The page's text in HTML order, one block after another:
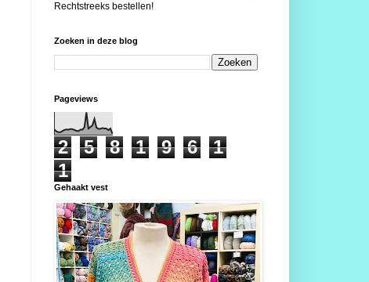
Rechtstreeks bestellen!
Zoeken in deze blog
Pageviews
2 5 8 1 9 6
1
1
Gehaakt vest